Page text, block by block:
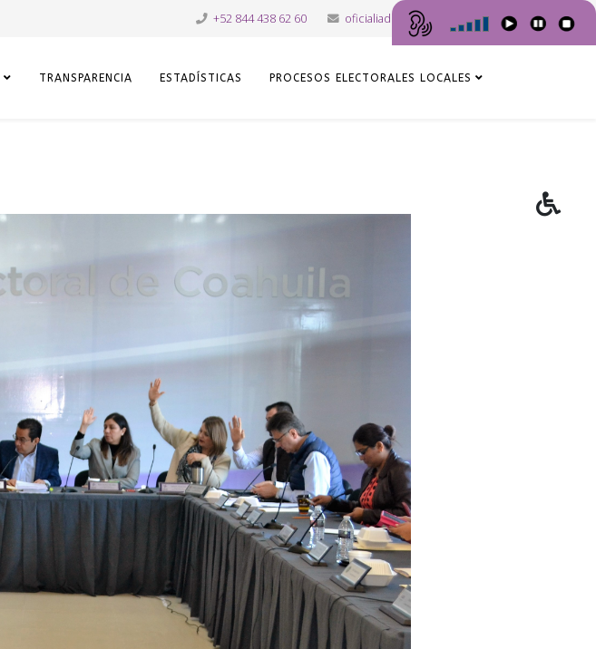
+52 844 438 62 60 oficialiadepartes@iec.org.mx
TRANSPARENCIA ESTADÍSTICAS PROCESOS ELECTORALES LOCALES